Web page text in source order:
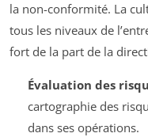
la non-conformité. La
tous les niveaux de
fort de la part de la
Évaluation des
cartographie des
dans ses opérations.